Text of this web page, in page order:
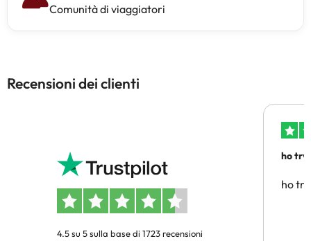
Comunità di viaggiatori
Recensioni dei clienti
4.5 su 5 sulla base di 1723 recensioni
ho
ho